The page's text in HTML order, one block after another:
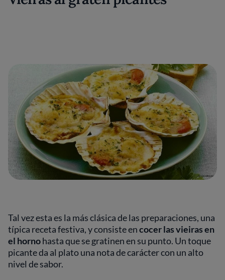
Tal vez esta es la más clásica de las preparaciones, una
típica receta festiva, y consiste encocerlas vieiras en
el hornohasta que se gratinen en su punto. Un toque
picante da al plato una nota de carácter con un alto
nivel de sabor.